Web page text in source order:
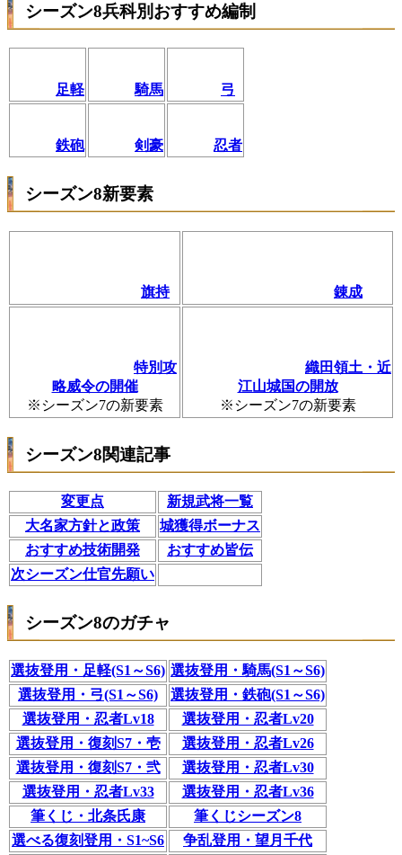
シーズン8兵科別おすすめ編制
足軽 騎馬 弓
鉄砲 剣豪 忍者
シーズン8新要素
旗持 錬成
特別攻
略威令の開催
※シーズン7の新要素
織田領土・近
江山城国の開放
※シーズン7の新要素
シーズン8関連記事
変更点
新規武将一覧
大名家方針と政策
城獲得ボーナス
おすすめ技術開発
おすすめ皆伝
次シーズン仕官先願い
シーズン8のガチャ
選抜登用・足軽(S1～S6) 選抜登用・騎馬(S1～S6)
選抜登用・弓(S1～S6)
選抜登用・鉄砲(S1～S6)
選抜登用・忍者Lv18
選抜登用・忍者Lv20
選抜登用・復刻S7・壱
選抜登用・忍者Lv26
選抜登用・復刻S7・弐
選抜登用・忍者Lv30
選抜登用・忍者Lv33
選抜登用・忍者Lv36
筆くじ・北条氏康
筆くじシーズン8
選べる復刻登用・S1~S6
争乱登用・望月千代